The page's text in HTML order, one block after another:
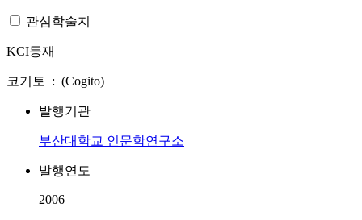
관심학술지
KCI등재
코기토 : (Cogito)
발행기관
부산대학교 인문학연구소
발행연도
2006